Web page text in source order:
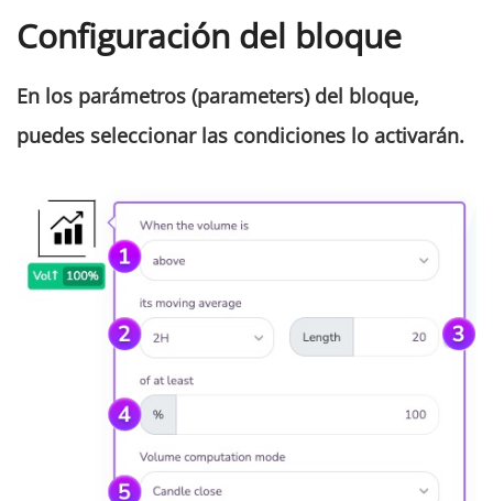
Configuración del bloque
En los parámetros (parameters)del bloque,
puedes seleccionar las condiciones lo activarán.